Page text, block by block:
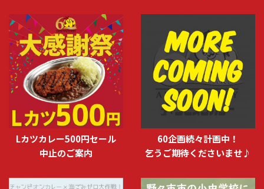
Lカツカレー500円セール
中止のご案内
60企画続々計画中！
乞うご期待くださいませ♪